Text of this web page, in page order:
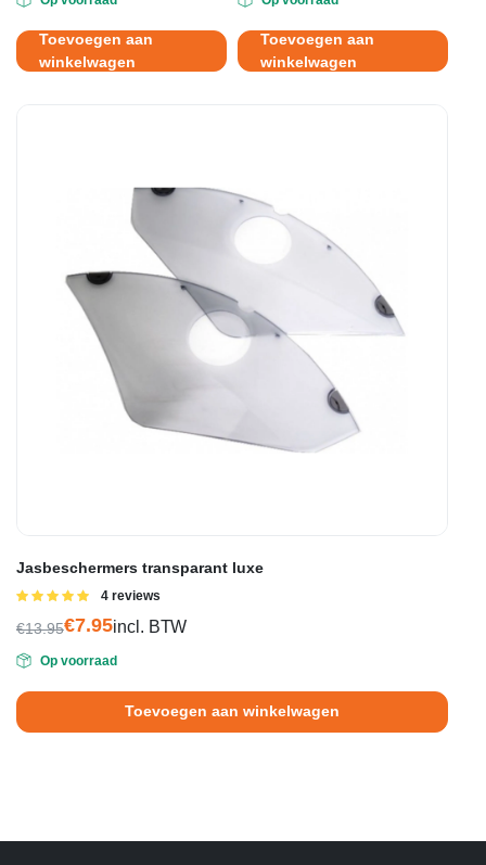
Toevoegen aan
winkelwagen
prijs
was:
€32.95.
prijs
is:
€23.95.
Toevoegen aan
winkelwagen
Jasbeschermers transparant luxe
Gewaardeerd
4 reviews
€13.95
prijs
was:
€7.95
prijs
is:
incl. BTW
Op voorraad
Toevoegen aan winkelwagen